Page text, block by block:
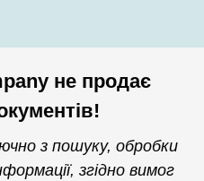
не продає
з пошуку, обробки
згідно вимог